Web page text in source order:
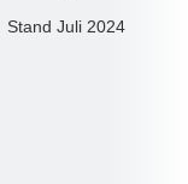
Stand Juli 2024